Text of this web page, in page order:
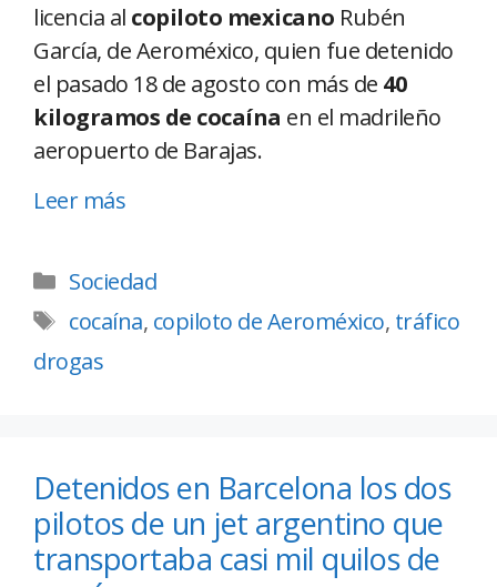
licencia al copiloto mexicano Rubén
García, de Aeroméxico, quien fue detenido
el pasado 18 de agosto con más de 40
kilogramos de cocaína en el madrileño
aeropuerto de Barajas.
Leer más
Sociedad
cocaína, copiloto de Aeroméxico, tráfico
drogas
Detenidos en Barcelona los dos
pilotos de un jet argentino que
transportaba casi mil quilos de